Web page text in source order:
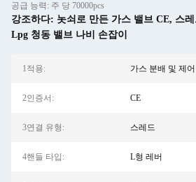
공급 능력: 주 당 70000pcs
강조하다: 놋쇠로 만든 가스 밸브 CE, 스
Lpg 청동 밸브 나비 손잡이
1적용: 가스 분배 및 제어
2인증서: CE
3연결 유형: 스레드
4핸들 타입: L형 레버